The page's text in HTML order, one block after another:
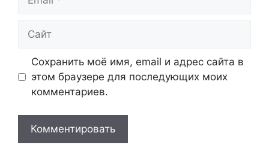
Сайт
Сохранить моё имя, email и адрес сайта в
этом браузере для последующих моих
комментариев.